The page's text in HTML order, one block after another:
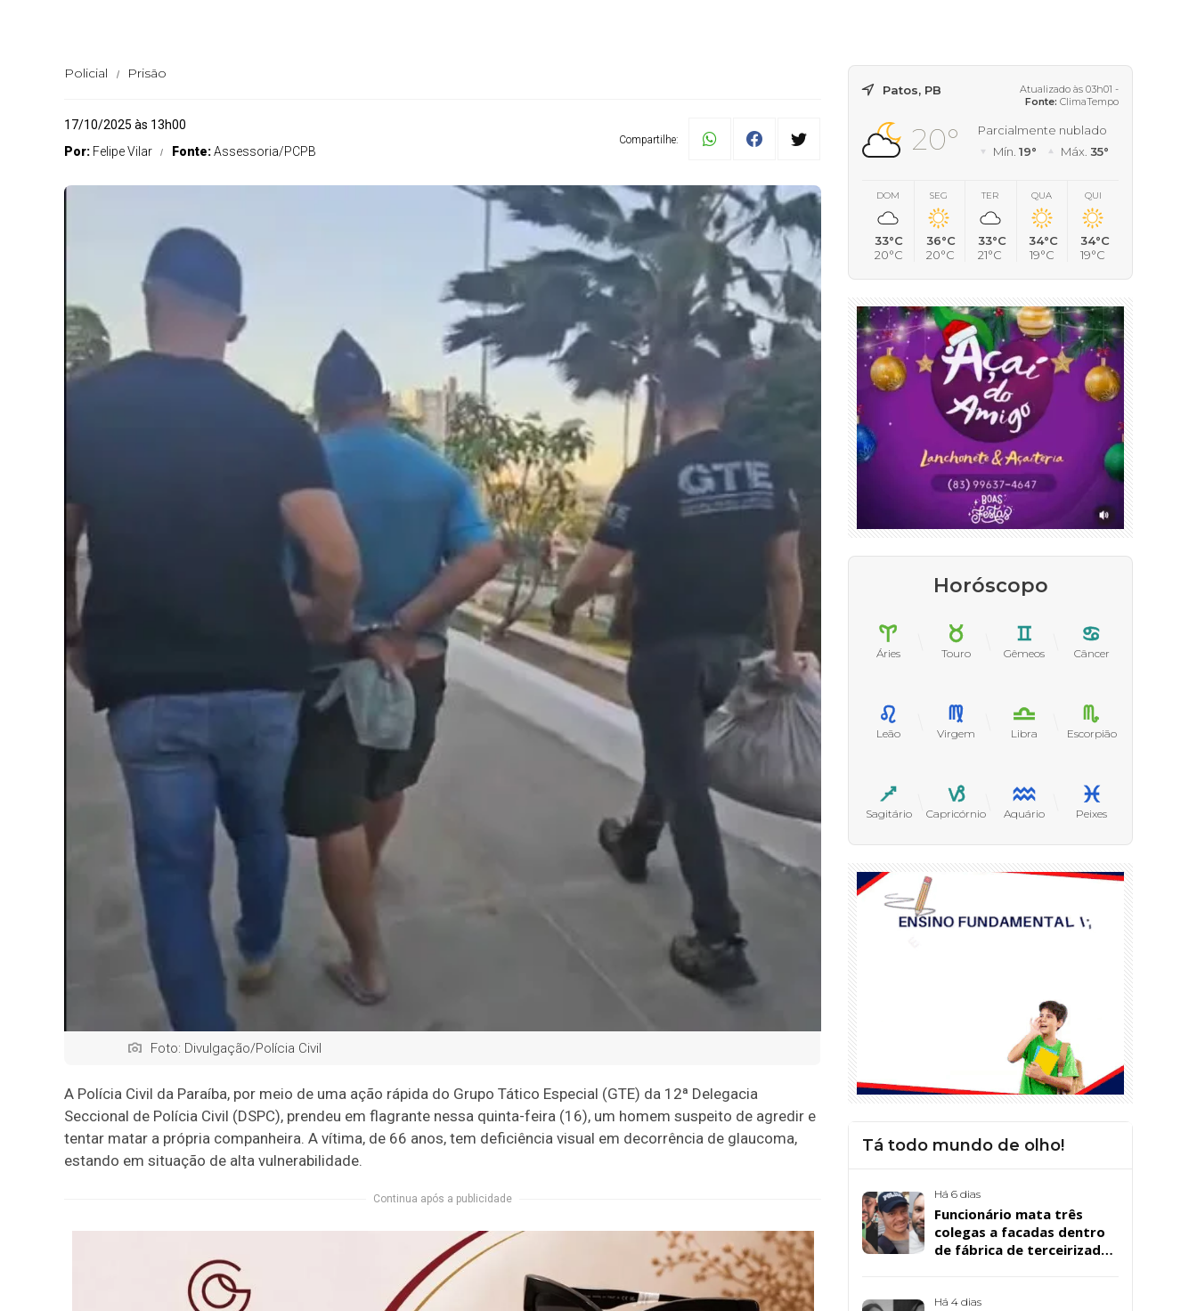
Policial Prisão
17/10/2025 às 13h00
Por: Felipe Vilar Fonte:Assessoria/PCPB
Compartilhe:
Foto: Divulgação/Polícia Civil
A Polícia Civil da Paraíba, por meio de uma ação rápida do Grupo Tático Especial (GTE) da 12ª Delegacia
Seccional de Polícia Civil (DSPC), prendeu em flagrante nessa quinta-feira (16), um homem suspeito de agredir e
tentar matar a própria companheira. A vítima, de 66 anos, tem deficiência visual em decorrência de glaucoma,
estando em situação de alta vulnerabilidade.
Continua após a publicidade
Patos, PB
Atualizado às 03h01 -
Fonte: ClimaTempo
20°
Parcialmente nublado
Mín. 19° Máx. 35°
DOM
33°C
20°C
SEG
36°C
20°C
TER
33°C
21°C
QUA
34°C
19°C
QUI
34°C
19°C
Horóscopo
Áries Touro Gêmeos Câncer
Leão Virgem Libra Escorpião
Sagitário Capricórnio Aquário Peixes
Tá todo mundo de olho!
Há 6 dias
Funcionário mata três
colegas a facadas dentro
de fábrica de terceirizada
Há 4 dias